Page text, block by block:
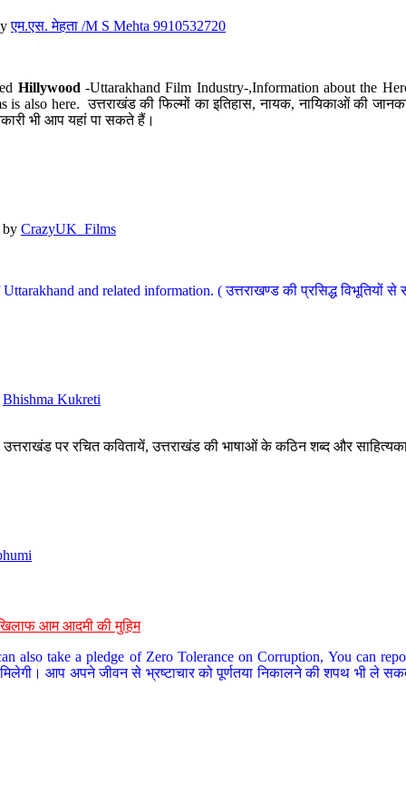
एम.एस. मेहता /M S Mehta 9910532720
Hillywood-Uttarakhand Film Industry-,Information about the
also here. उत्तराखंड की फिल्मों का इतिहास, नायक, नायिकाओं की
भी आप यहां पा सकते हैं।
by CrazyUK_Films
and related information. ( उत्तराखण्ड की प्रसिद्ध विभूतियों से
Bhishma Kukreti
पर रचित कवितायें, उत्तराखंड की भाषाओं के कठिन शब्द और
आम आदमी की मुहिम
take a pledge of Zero Tolerance on Corruption, You can
आप अपने जीवन से भ्रष्टाचार को पूर्णतया निकालने की शपथ भी ले